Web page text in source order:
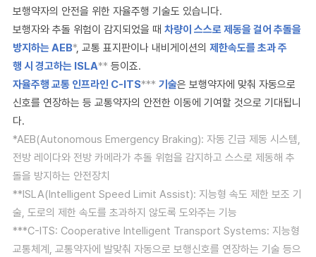
보행약자의 안전을 위한 자율주행 기술도 있습니다.
보행자와 추돌 위험이 감지되었을 때 차량이 스스로 제동을 걸어 추돌을
방지하는 AEB*, 교통 표지판이나 내비게이션의 제한속도를 초과 주
행 시 경고하는 ISLA** 등이죠.
자율주행 교통 인프라인 C-ITS*** 기술은 보행약자에 맞춰 자동으로
신호를 연장하는 등 교통약자의 안전한 이동에 기여할 것으로 기대됩니
다.
*AEB(Autonomous Emergency Braking): 자동 긴급 제동 시스템,
전방 레이다와 전방 카메라가 추돌 위험을 감지하고 스스로 제동해 추
돌을 방지하는 안전장치
**ISLA(Intelligent Speed Limit Assist): 지능형 속도 제한 보조 기
술, 도로의 제한 속도를 초과하지 않도록 도와주는 기능
***C-ITS: Cooperative Intelligent Transport Systems: 지능형
교통체계, 교통약자에 발맞춰 자동으로 보행신호를 연장하는 기술 등으